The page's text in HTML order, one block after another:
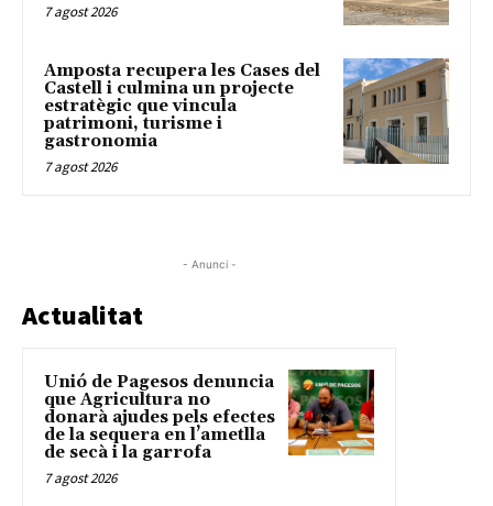
7 agost 2026
Amposta recupera les Cases del
Castell i culmina un projecte
estratègic que vincula
patrimoni, turisme i
gastronomia
7 agost 2026
- Anunci -
Actualitat
Unió de Pagesos denuncia
que Agricultura no
donarà ajudes pels efectes
de la sequera en l’ametlla
de secà i la garrofa
7 agost 2026